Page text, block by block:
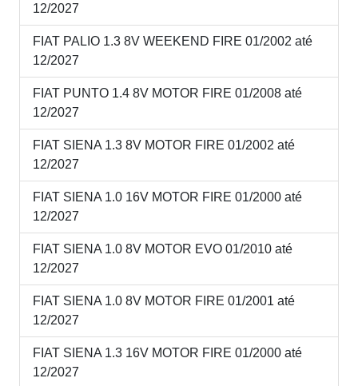
12/2027
FIAT PALIO 1.3 8V WEEKEND FIRE 01/2002 até
12/2027
FIAT PUNTO 1.4 8V MOTOR FIRE 01/2008 até
12/2027
FIAT SIENA 1.3 8V MOTOR FIRE 01/2002 até
12/2027
FIAT SIENA 1.0 16V MOTOR FIRE 01/2000 até
12/2027
FIAT SIENA 1.0 8V MOTOR EVO 01/2010 até
12/2027
FIAT SIENA 1.0 8V MOTOR FIRE 01/2001 até
12/2027
FIAT SIENA 1.3 16V MOTOR FIRE 01/2000 até
12/2027